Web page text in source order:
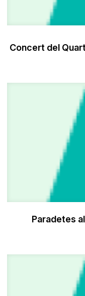
Concert del
Paradetes